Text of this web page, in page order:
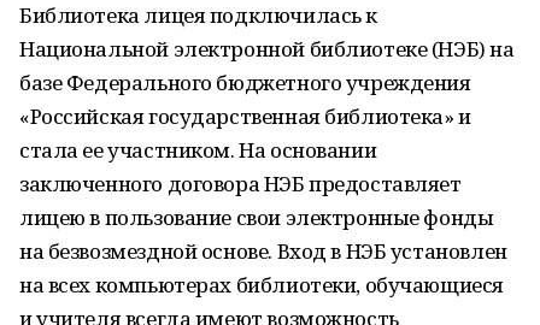
Библиотека лицея подключилась к
Национальной электронной библиотеке (НЭБ) на
базе Федерального бюджетного учреждения
«Российская государственная библиотека» и
стала ее участником. На основании
заключенного договора НЭБ предоставляет
лицею в пользование свои электронные фонды
на безвозмездной основе. Вход в НЭБ установлен
на всех компьютерах библиотеки, обучающиеся
и учителя всегда имеют возможность